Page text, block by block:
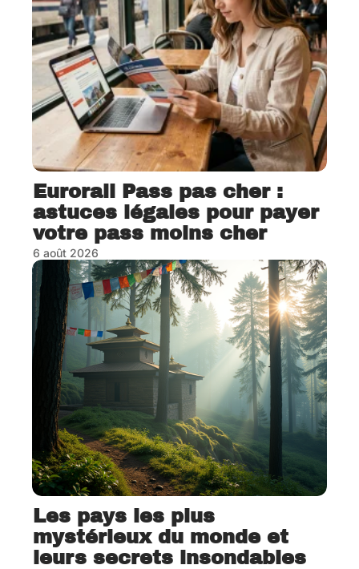
Eurorail Pass pas cher :
astuces légales pour payer
votre pass moins cher
6 août 2026
Les pays les plus
mystérieux du monde et
leurs secrets insondables